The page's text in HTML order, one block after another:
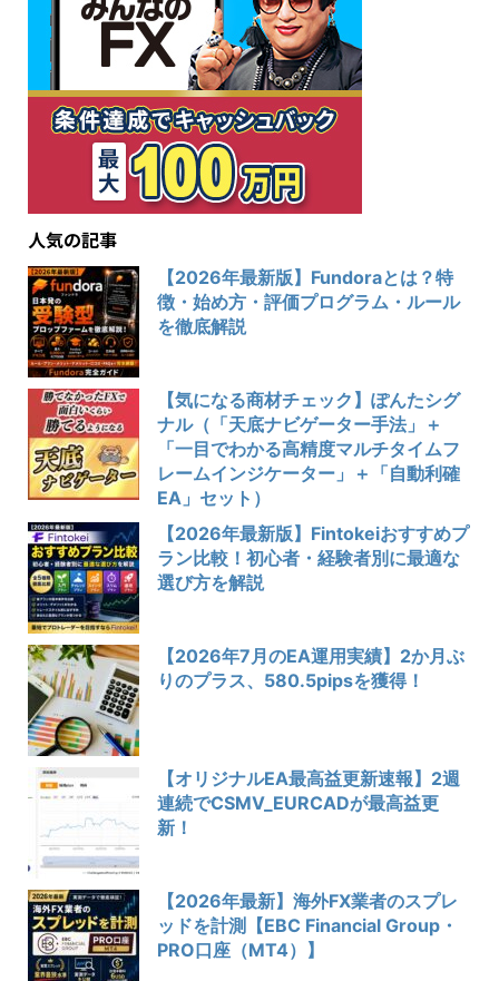
人気の記事
【2026年最新版】Fundoraとは？特
徴・始め方・評価プログラム・ルール
を徹底解説
【気になる商材チェック】ぽんたシグ
ナル（「天底ナビゲーター手法」＋
「一目でわかる高精度マルチタイムフ
レームインジケーター」＋「自動利確
EA」セット）
【2026年最新版】Fintokeiおすすめプ
ラン比較！初心者・経験者別に最適な
選び方を解説
【2026年7月のEA運用実績】2か月ぶ
りのプラス、580.5pipsを獲得！
【オリジナルEA最高益更新速報】2週
連続でCSMV_EURCADが最高益更
新！
【2026年最新】海外FX業者のスプレ
ッドを計測【EBC Financial Group・
PRO口座（MT4）】